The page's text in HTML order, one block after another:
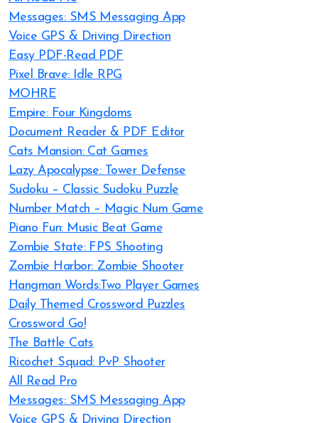
Messages: SMS Messaging App
Voice GPS & Driving Direction
Easy PDF-Read PDF
Pixel Brave: Idle RPG
MOHRE
Empire: Four Kingdoms
Document Reader & PDF Editor
Cats Mansion: Cat Games
Lazy Apocalypse: Tower Defense
Sudoku – Classic Sudoku Puzzle
Number Match – Magic Num Game
Piano Fun: Music Beat Game
Zombie State: FPS Shooting
Zombie Harbor: Zombie Shooter
Hangman Words:Two Player Games
Daily Themed Crossword Puzzles
Crossword Go!
The Battle Cats
Ricochet Squad: PvP Shooter
All Read Pro
Messages: SMS Messaging App
Voice GPS & Driving Direction